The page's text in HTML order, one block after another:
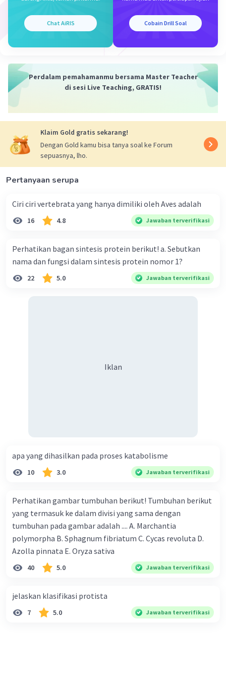
sekunder (C).
Iklan
Chat AiRIS Cobain Drill Soal
Perdalam pemahamanmu bersama Master Teacher
di sesi Live Teaching, GRATIS!
Klaim Gold gratis sekarang!
Dengan Gold kamu bisa tanya soal ke Forum
sepuasnya, lho.
Pertanyaan serupa
Ciri ciri vertebrata yang hanya dimiliki oleh Aves adalah
16 4.8 Jawaban terverifikasi
Perhatikan bagan sintesis protein berikut! a. Sebutkan
nama dan fungsi dalam sintesis protein nomor 1?
22 5.0 Jawaban terverifikasi
Iklan
apa yang dihasilkan pada proses katabolisme
10 3.0 Jawaban terverifikasi
Perhatikan gambar tumbuhan berikut! Tumbuhan berikut
yang termasuk ke dalam divisi yang sama dengan
tumbuhan pada gambar adalah .... A. Marchantia
polymorpha B. Sphagnum fibriatum C. Cycas revoluta D.
Azolla pinnata E. Oryza sativa
40 5.0 Jawaban terverifikasi
jelaskan klasifikasi protista
7 5.0 Jawaban terverifikasi